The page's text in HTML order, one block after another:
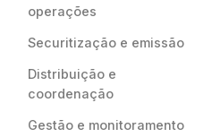
operações
Securitização e emissão
Distribuição e
coordenação
Gestão e monitoramento